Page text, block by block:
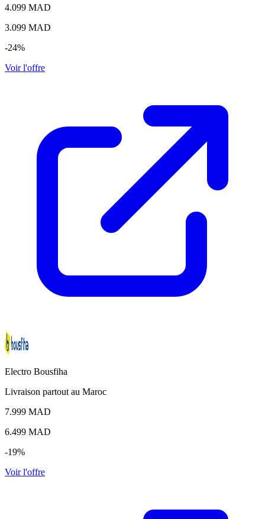
4.099 MAD
3.099 MAD
-24%
Voir l'offre
Electro Bousfiha
Livraison partout au Maroc
7.999 MAD
6.499 MAD
-19%
Voir l'offre